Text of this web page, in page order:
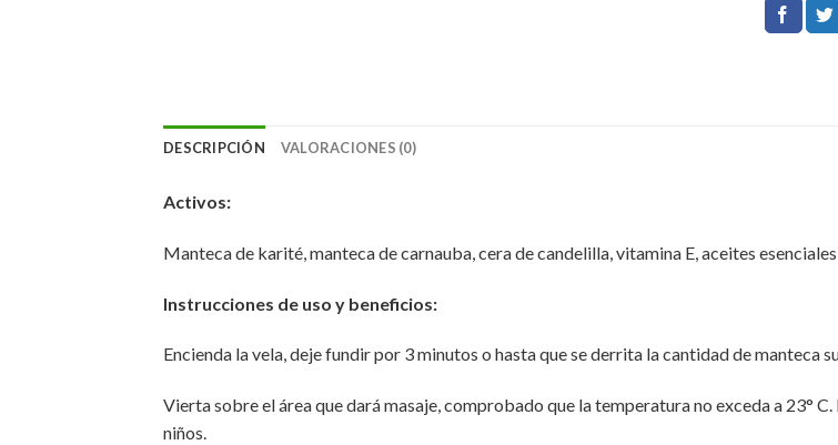
DESCRIPCIÓN VALORACIONES (0)
Activos:
Manteca de karité, manteca de carnauba, cera de candelilla, vitamina E, aceites
Instrucciones de uso y beneficios:
Encienda la vela, deje fundir por 3 minutos o hasta que se derrita la cantidad de manteca
Vierta sobre el área que dará masaje, comprobado que la temperatura no exceda a 23°
niños.